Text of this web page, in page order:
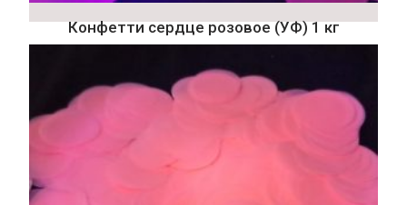
Конфетти сердце розовое (УФ) 1 кг
Просмотр товара